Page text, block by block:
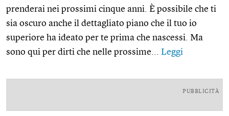
prenderai nei prossimi cinque anni. È possibile che ti
sia oscuro anche il dettagliato piano che il tuo io
superiore ha ideato per te prima che nascessi. Ma
sono qui per dirti che nelle prossime... Leggi
PUBBLICITÀ